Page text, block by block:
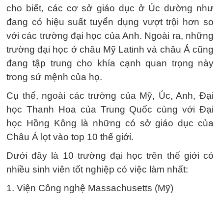
cho biết, các cơ sở giáo dục ở Úc dường như
đang có hiệu suất tuyển dụng vượt trội hơn so
với các trường đại học của Anh. Ngoài ra, những
trường đại học ở châu Mỹ Latinh và châu Á cũng
đang tập trung cho khía cạnh quan trọng này
trong sứ mệnh của họ.
Cụ thể, ngoài các trường của Mỹ, Úc, Anh, Đại
học Thanh Hoa của Trung Quốc cùng với Đại
học Hồng Kông là những có sở giáo dục của
Châu Á lọt vào top 10 thế giới.
Dưới đây là 10 trường đại học trên thế giới có
nhiều sinh viên tốt nghiệp có việc làm nhất:
1. Viện Công nghệ Massachusetts (Mỹ)